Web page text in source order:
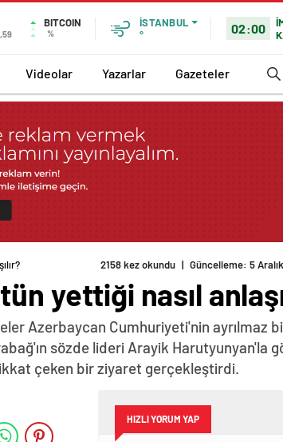
BITCOIN
%
İSTANBUL
°
02:00
Videolar Yazarlar Gazeteler
2158 kez okundu | Güncelleme: 5
yettiği nasıl
Azerbaycan Cumhuriyeti'nin ayrılmaz
sözde lideri Arayik Harutyunyan'la
çeken bir ziyaret gerçekleştirdi.
HIZLI YORUM YAP